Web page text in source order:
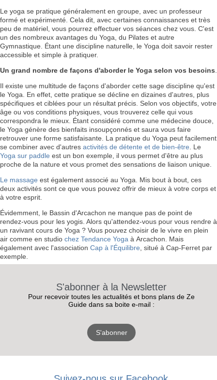
Le yoga se pratique généralement en groupe, avec un professeur
formé et expérimenté. Cela dit, avec certaines connaissances et très
peu de matériel, vous pourrez effectuer vos séances chez vous. C'est
un des nombreux avantages du Yoga, du Pilates et autre
Gymnastique. Étant une discipline naturelle, le Yoga doit savoir rester
accessible et simple à pratiquer.
Un grand nombre de façons d'aborder le Yoga selon vos besoins
Il existe une multitude de façons d'aborder cette sage discipline qu'est
le Yoga. En effet, cette pratique se décline en dizaines d'autres, plus
spécifiques et ciblées pour un résultat précis. Selon vos objectifs, votre
âge ou vos conditions physiques, vous trouverez celle qui vous
correspondra le mieux. Étant considéré comme une médecine douce,
le Yoga génère des bienfaits insoupçonnés et saura vous faire
retrouver une forme satisfaisante. La pratique du Yoga peut facilement
se combiner avec d'autres activités de détente et de bien-être . Le
Yoga sur paddle est un bon exemple, il vous permet d'être au plus
proche de la nature et vous promet des sensations de liaison unique.
Le massage est également associé au Yoga. Mis bout à bout, ces
deux activités sont ce que vous pouvez offrir de mieux à votre corps et
à votre esprit.
Évidemment, le Bassin d'Arcachon ne manque pas de point de
rendez-vous pour les yogis. Alors qu'attendez-vous pour vous rendre à
un ravivant cours de Yoga ? Vous pouvez choisir de le vivre en plein
air comme en studio chez Tendance Yoga à Arcachon. Mais
également avec l'association Cap à l'Équilibre , situé à Cap-Ferret par
exemple.
S'abonner à la Newsletter
Pour recevoir toutes les actualités et bons plans de Ze
Guide dans sa boite e-mail :
S'abonner